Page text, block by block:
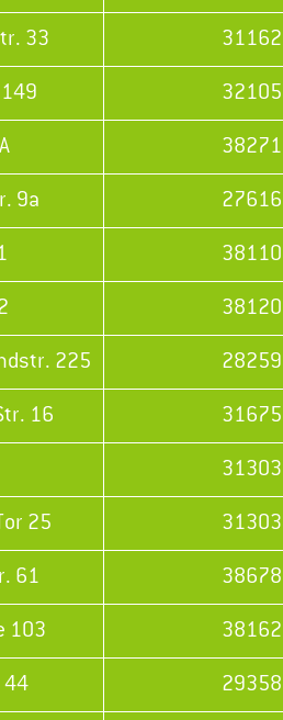
33 31162
32105
38271
9a 27616
38110
38120
225 28259
16 31675
31303
25 31303
61 38678
103 38162
44 29358